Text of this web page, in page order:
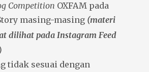
Competition OXFAM pada
masing-masing (materi
dilihat pada Instagram Feed
tidak sesuai dengan